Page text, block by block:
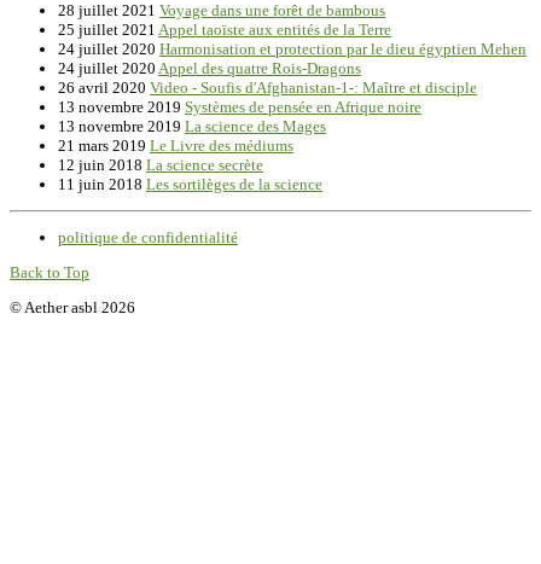
28 juillet 2021 Voyage dans une forêt de bambous
25 juillet 2021 Appel taoïste aux entités de la Terre
24 juillet 2020 Harmonisation et protection par le dieu égyptien Mehen
24 juillet 2020 Appel des quatre Rois-Dragons
26 avril 2020 Video - Soufis d'Afghanistan-1-: Maître et disciple
13 novembre 2019 Systèmes de pensée en Afrique noire
13 novembre 2019 La science des Mages
21 mars 2019 Le Livre des médiums
12 juin 2018 La science secrète
11 juin 2018 Les sortilèges de la science
politique de confidentialité
Back to Top
© Aether asbl 2026